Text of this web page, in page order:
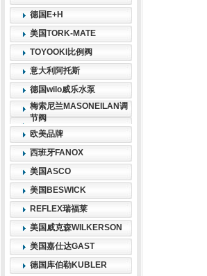
德国E+H
美国TORK-MATE
TOYOOKI比例阀
意大利阿托斯
德国wilo威乐水泵
梅索尼兰MASONEILAN调
节阀
欧美品牌
西班牙FANOX
美国ASCO
美国BESWICK
REFLEX瑞福莱
美国威克森WILKERSON
美国嘉仕达GAST
德国库伯勒KUBLER